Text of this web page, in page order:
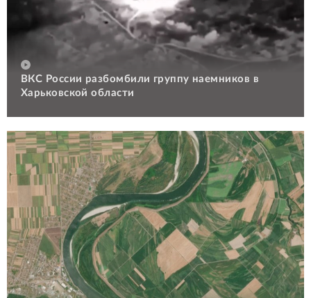
ВКС России разбомбили группу наемников в
Харьковской области